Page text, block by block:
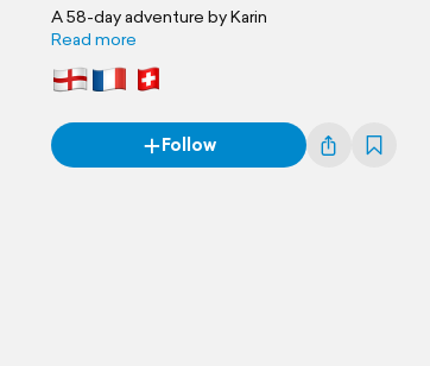
A 58-day adventure by Karin
Read more
Follow